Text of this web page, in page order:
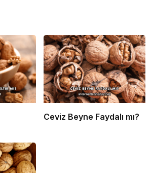
Ceviz Beyne Faydalı mı?